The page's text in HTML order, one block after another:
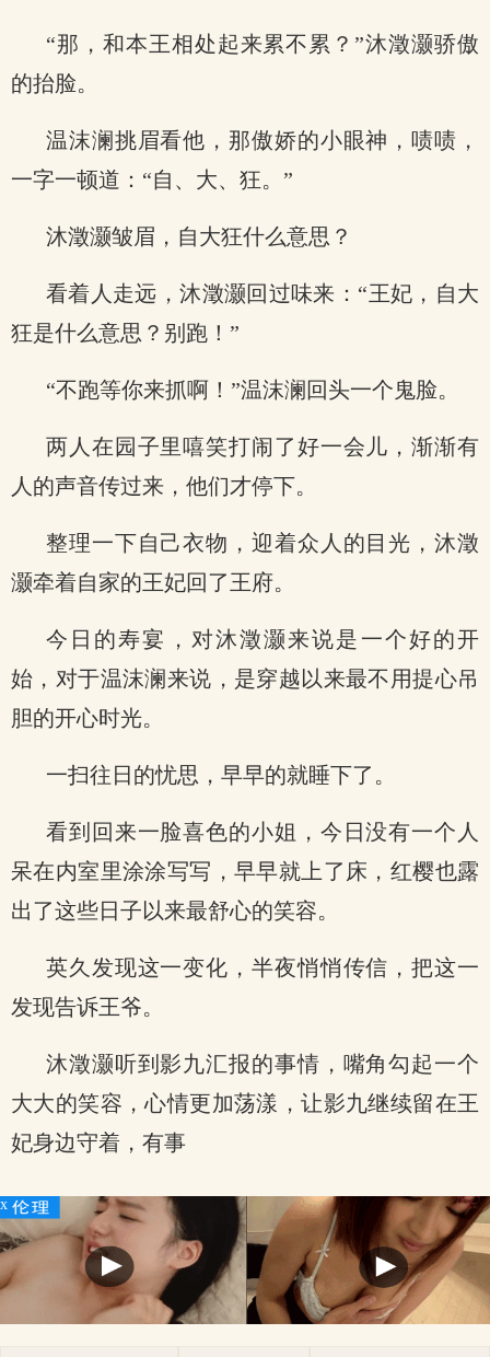
“那，和本王相处起来累不累？”沐澂灏骄傲
的抬脸。
温沫澜挑眉看他，那傲娇的小眼神，啧啧，
一字一顿道：“自、大、狂。”
沐澂灏皱眉，自大狂什么意思？
看着人走远，沐澂灏回过味来：“王妃，自大
狂是什么意思？别跑！”
“不跑等你来抓啊！”温沫澜回头一个鬼脸。
两人在园子里嘻笑打闹了好一会儿，渐渐有
人的声音传过来，他们才停下。
整理一下自己衣物，迎着众人的目光，沐澂
灏牵着自家的王妃回了王府。
今日的寿宴，对沐澂灏来说是一个好的开
始，对于温沫澜来说，是穿越以来最不用提心吊
胆的开心时光。
一扫往日的忧思，早早的就睡下了。
看到回来一脸喜色的小姐，今日没有一个人
呆在内室里涂涂写写，早早就上了床，红樱也露
出了这些日子以来最舒心的笑容。
英久发现这一变化，半夜悄悄传信，把这一
发现告诉王爷。
沐澂灏听到影九汇报的事情，嘴角勾起一个
大大的笑容，心情更加荡漾，让影九继续留在王
妃身边守着，有事
x